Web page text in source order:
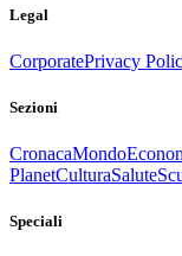
Legal
CorporatePrivacy
Sezioni
CronacaMondo
PlanetCulturaSalute
Speciali